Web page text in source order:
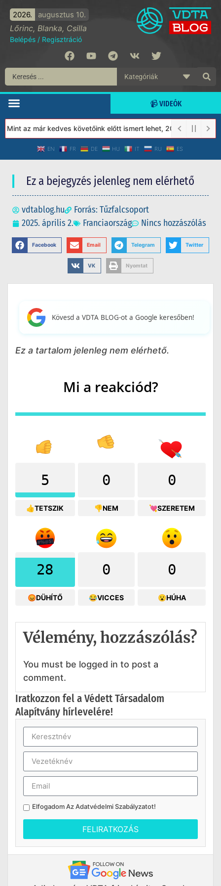
2026. augusztus 10.
Lőrinc, Blanka, Csilla
Belépés / Regisztráció
📹 VIDEÓK
az már kedves követőink előtt ismert lehet, 2023-tól a
EN FR DE HU IT RU ES
Ez a bejegyzés jelenleg nem elérhető
vdtablog.hu
Forrás: Tűzfalcsoport
2025. április 2.
Franciaország Nincs hozzászólás
Facebook Email Telegram Twitter
VK Nyomtat
Kövesd a VDTA BLOG-ot a Google keresőben!
Ez a tartalom jelenleg nem elérhető.
Mi a reakciód?
5
👍TETSZIK
0
👎NEM
0
💘SZERETEM
28
😡DÜHÍTŐ
0
😂VICCES
0
😮HÚHA
Vélemény, hozzászólás?
You must be logged in to post a
comment.
Iratkozzon fel a Védett Társadalom
Alapítvány hírlevelére!
Elfogadom AzAdatvédelmi Szabályzatot!
FELIRATKOZÁS